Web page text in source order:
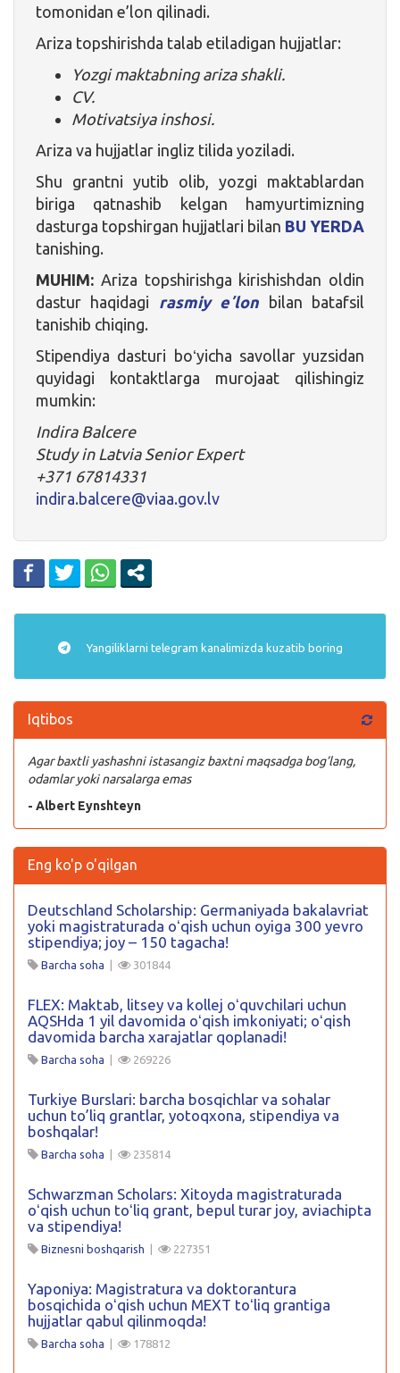
tomonidan e’lon qilinadi.
Ariza topshirishda talab etiladigan hujjatlar:
Yozgi maktabning ariza shakli.
CV.
Motivatsiya inshosi.
Ariza va hujjatlar ingliz tilida yoziladi.
Shu grantni yutib olib, yozgi maktablardan
biriga qatnashib kelgan hamyurtimizning
dasturga topshirgan hujjatlari bilan BU YERDA
tanishing.
MUHIM: Ariza topshirishga kirishishdan oldin
dastur haqidagi
rasmiy eʼlon bilan batafsil
tanishib chiqing.
Stipendiya dasturi boʻyicha savollar yuzsidan
quyidagi kontaktlarga murojaat qilishingiz
mumkin:
Indira Balcere
Study in Latvia Senior Expert
+371 67814331
indira.balcere@viaa.gov.lv
Yangiliklarni telegram kanalimizda kuzatib boring
Iqtibos
Agar baxtli yashashni istasangiz baxtni maqsadga bog’lang,
odamlar yoki narsalarga emas
- Albert Eynshteyn
Eng ko'p o'qilgan
Deutschland Scholarship: Germaniyada bakalavriat
yoki magistraturada oʻqish uchun oyiga 300 yevro
stipendiya; joy – 150 tagacha!
Barcha soha | 301844
FLEX: Maktab, litsey va kollej oʻquvchilari uchun
AQSHda 1 yil davomida oʻqish imkoniyati; oʻqish
davomida barcha xarajatlar qoplanadi!
Barcha soha | 269226
Turkiye Burslari: barcha bosqichlar va sohalar
uchun to’liq grantlar, yotoqxona, stipendiya va
boshqalar!
Barcha soha | 235814
Schwarzman Scholars: Xitoyda magistraturada
oʻqish uchun toʻliq grant, bepul turar joy, aviachipta
va stipendiya!
Biznesni boshqarish | 227351
Yaponiya: Magistratura va doktorantura
bosqichida oʻqish uchun MEXT toʻliq grantiga
hujjatlar qabul qilinmoqda!
Barcha soha | 178812